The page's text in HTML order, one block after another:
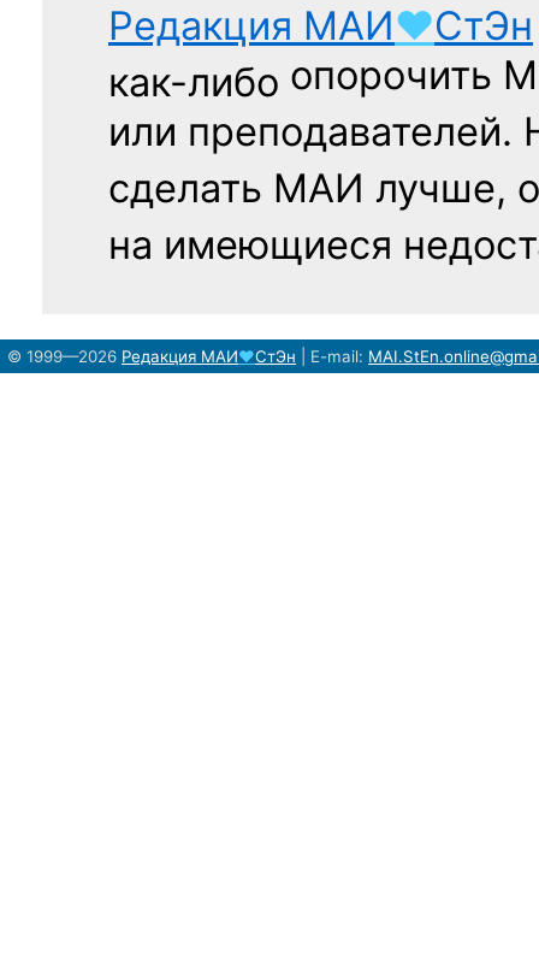
Редакция МАИ♥СтЭн
как-либо опорочить
или
сделать МАИ лучше,
на имеющиеся
© 1999—2026 Редакция МАИ♥СтЭн E-mail: